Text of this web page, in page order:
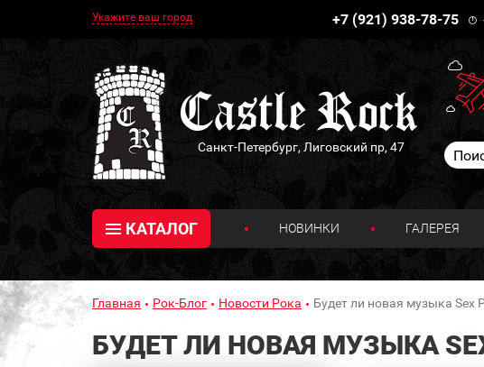
Укажите ваш город +7 (921) 938-78-75
Санкт-Петербург, Лиговский пр, 47
КАТАЛОГ НОВИНКИ ГАЛЕРЕЯ
Главная Рок-Блог Новости Рока Будет ли новая музыка Sex
БУДЕТ ЛИ НОВАЯ МУЗЫКА